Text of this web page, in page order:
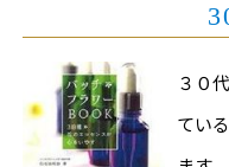
３０
てい